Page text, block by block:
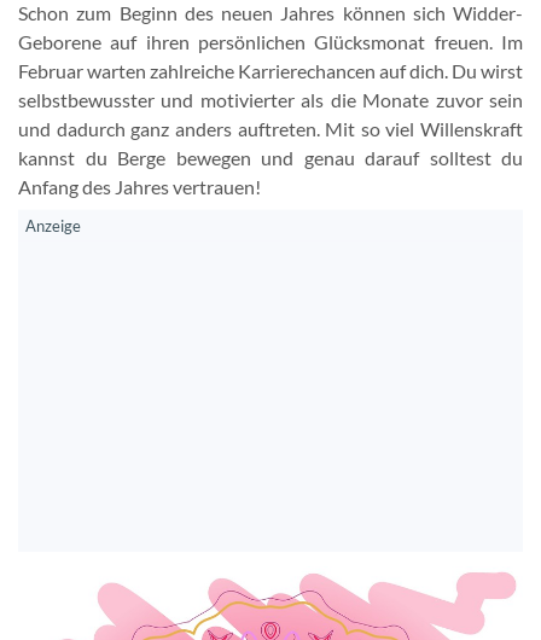
Schon zum Beginn des neuen Jahres können sich Widder-
Geborene auf ihren persönlichen Glücksmonat freuen. Im
Februar warten zahlreiche Karrierechancen auf dich. Du wirst
selbstbewusster und motivierter als die Monate zuvor sein
und dadurch ganz anders auftreten. Mit so viel Willenskraft
kannst du Berge bewegen und genau darauf solltest du
Anfang des Jahres vertrauen!